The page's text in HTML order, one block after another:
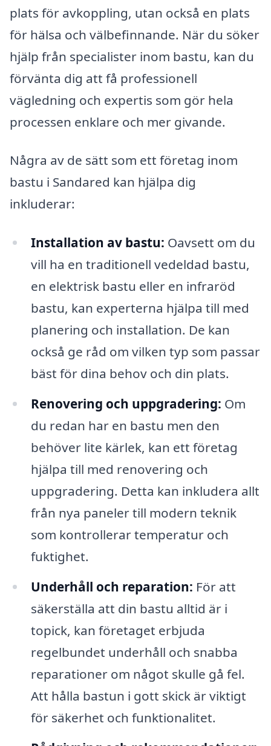
plats för avkoppling, utan också en plats
för hälsa och välbefinnande. När du söker
hjälp från specialister inom bastu, kan du
förvänta dig att få professionell
vägledning och expertis som gör hela
processen enklare och mer givande.
Några av de sätt som ett företag inom
bastu i Sandared kan hjälpa dig
inkluderar:
Installation av bastu: Oavsett om du
vill ha en traditionell vedeldad bastu,
en elektrisk bastu eller en infraröd
bastu, kan experterna hjälpa till med
planering och installation. De kan
också ge råd om vilken typ som passar
bäst för dina behov och din plats.
Renovering och uppgradering: Om
du redan har en bastu men den
behöver lite kärlek, kan ett företag
hjälpa till med renovering och
uppgradering. Detta kan inkludera allt
från nya paneler till modern teknik
som kontrollerar temperatur och
fuktighet.
Underhåll och reparation: För att
säkerställa att din bastu alltid är i
topick, kan företaget erbjuda
regelbundet underhåll och snabba
reparationer om något skulle gå fel.
Att hålla bastun i gott skick är viktigt
för säkerhet och funktionalitet.